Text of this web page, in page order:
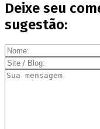
Deixe seu
sugestão: